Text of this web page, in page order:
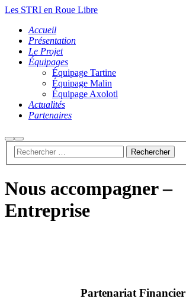
Les STRI en Roue Libre
Accueil
Présentation
Le Projet
Équipages
Équipage Tartine
Équipage Malin
Équipage Axolotl
Actualités
Partenaires
Nous accompagner –
Entreprise
Partenariat Financier